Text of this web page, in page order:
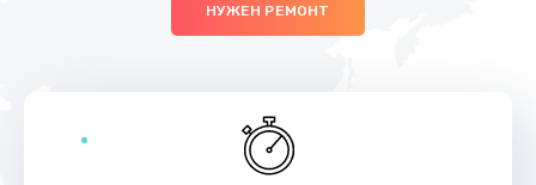
Замена вебкамеры
Замена динамиков
НУЖЕН РЕМОНТ